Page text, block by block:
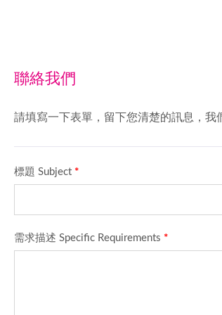
聯絡我們
請填寫一下表單，留下您清楚的訊息，我
標題 Subject *
需求描述 Specific Requirements *